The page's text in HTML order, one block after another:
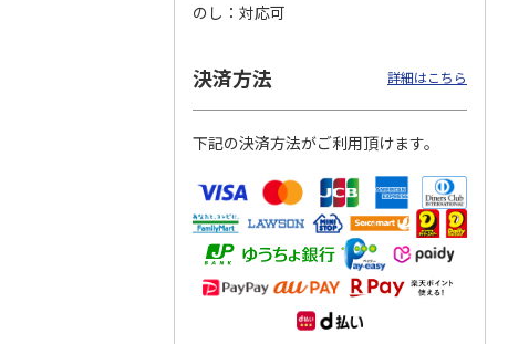
のし
対応可
決済方法 詳細はこちら
下記の決済方法がご利用頂けます。